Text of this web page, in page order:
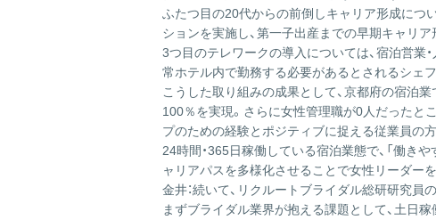
ふたつ目の20代からの前倒しキャリア形成につ
ションを実施し、第一子出産までの早期キャリア
3つ目のテレワークの導入については、宿泊営業
常ホテル内で勤務する必要があるとされるシェ
こうした取り組みの成果として、京都府の宿泊業
100％を実現。さらに女性管理職が0人だったと
プのための経験とポジティブに捉える従業員の
24時間・365日稼働している宿泊業態で、「働き
ャリアパスを多様化させることで女性リーダー
金井：続いて、リクルートブライダル総研研究員
まずブライダル業界が抱える課題として、土日